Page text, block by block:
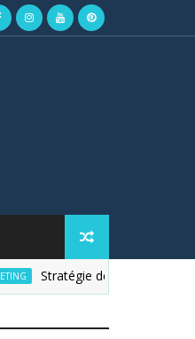
Stratégie de marketing digital